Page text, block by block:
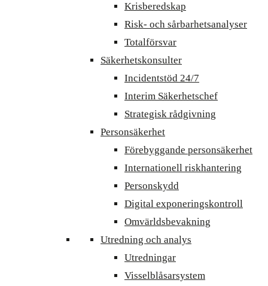
Krisberedskap
Risk- och sårbarhetsanalyser
Totalförsvar
Säkerhetskonsulter
Incidentstöd 24/7
Interim Säkerhetschef
Strategisk rådgivning
Personsäkerhet
Förebyggande personsäkerhet
Internationell riskhantering
Personskydd
Digital exponeringskontroll
Omvärldsbevakning
Utredning och analys
Utredningar
Visselblåsarsystem